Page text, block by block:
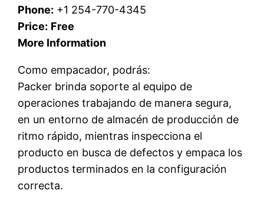
Phone: +1 254-770-4345
Price: Free
More Information
Como empacador, podrás:
Packer brinda soporte al equipo de
operaciones trabajando de manera segura,
en un entorno de almacén de producción de
ritmo rápido, mientras inspecciona el
producto en busca de defectos y empaca los
productos terminados en la configuración
correcta.